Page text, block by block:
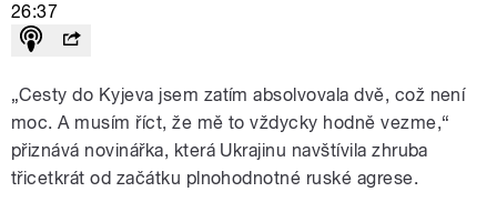
26:37
„Cesty do Kyjeva jsem zatím absolvovala dvě, což není
moc. A musím říct, že mě to vždycky hodně vezme,“
přiznává novinářka, která Ukrajinu navštívila zhruba
třicetkrát od začátku plnohodnotné ruské agrese.